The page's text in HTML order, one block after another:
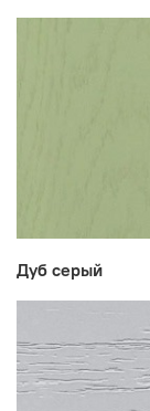
Дуб серый